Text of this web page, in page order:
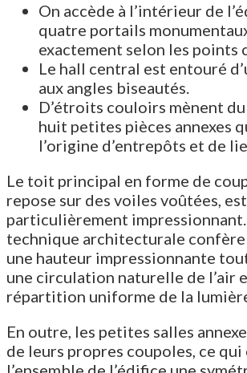
On accède à l’intérieur de
quatre portails
exactement selon les points
Le hall central est entouré
aux angles biseautés.
D’étroits couloirs mènent
huit petites pièces annexes
l’origine d’entrepôts et de
Le toit principal en forme de
repose sur des voiles voûtées, est
particulièrement
technique architecturale
une hauteur impressionnante
une circulation naturelle de l’air
répartition uniforme de la
En outre, les petites salles
de leurs propres coupoles, ce qui